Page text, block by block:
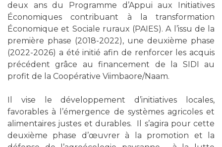
deux ans du Programme d’Appui aux Initiatives
Économiques contribuant à la transformation
Économique et Sociale ruraux (PAIES). A l’issu de la
première phase (2018-2022), une deuxième phase
(2022-2026) a été initié afin de renforcer les acquis
précédent grâce au financement de la SIDI au
profit de la Coopérative Viimbaore/Naam.
Il vise le développement d’initiatives locales,
favorables à l’émergence de systèmes agricoles et
alimentaires justes et durables. Il s’agira pour cette
deuxième phase d’œuvrer à la promotion et la